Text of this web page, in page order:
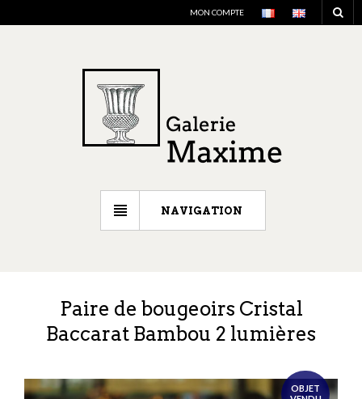
MON COMPTE
NAVIGATION
Paire de bougeoirs Cristal
Baccarat Bambou 2 lumières
OBJET